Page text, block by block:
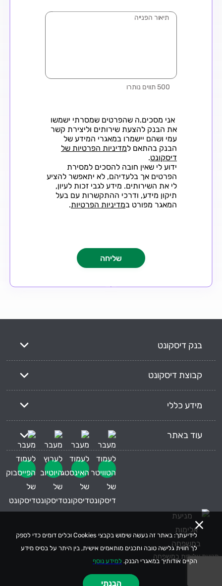
לידיעתך: באתר זה נעשה שימוש בקבצי Cookies וכלים דומים כדי לספק
לך חווית גלישה טובה ותכנים מותאמים אישית, בין היתר על בסיס מידע
הקיים אודותיך במאגרי הבנק. למידע נוסף
הבנתי
תיאור הפנייה
500 תווים נותרו
אני מסכים.ה שהפרטים שמסרתי ישמשו
את הבנק להצעת שירותים וליצירת קשר
עמי ושהם יישמרו במאגרי המידע של
הבנק בהתאם למדיניות הפרטיות של
דיסקונט.
ידוע לי שאין חובה להסכים למסירת
הפרטים אך בלעדיהם, לא יתאפשר להציע
לי את השירותים. מידע לגבי זכות לעיון,
תיקון מידע, ודרכי ההתקשרות עם בעל
המאגר מפורט במדיניות הפרטיות.
בנק דיסקונט
קבוצת דיסקונט
מידע כללי
עוד באתר
מניעת אלימות במשפחה